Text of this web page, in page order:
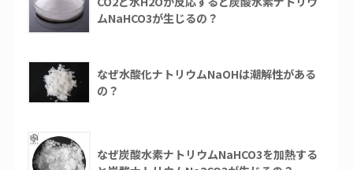
ムNaHCO3が生じるの？
なぜ水酸化ナトリウムNaOHは潮解性がある
の？
なぜ炭酸水素ナトリウムNaHCO3を加熱する